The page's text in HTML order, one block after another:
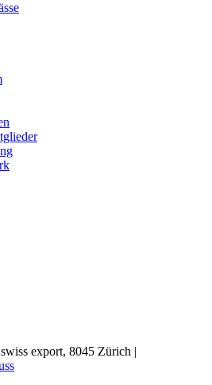
export, 8045 Zürich |